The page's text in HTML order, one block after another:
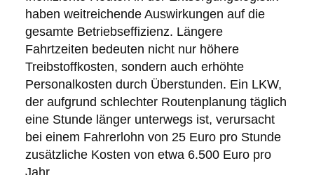
haben weitreichende Auswirkungen auf die
gesamte Betriebseffizienz. Längere
Fahrtzeiten bedeuten nicht nur höhere
Treibstoffkosten, sondern auch erhöhte
Personalkosten durch Überstunden. Ein LKW,
der aufgrund schlechter Routenplanung täglich
eine Stunde länger unterwegs ist, verursacht
bei einem Fahrerlohn von 25 Euro pro Stunde
zusätzliche Kosten von etwa 6.500 Euro pro